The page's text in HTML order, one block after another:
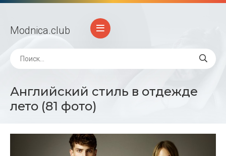
Modnica.club
Английский стиль в отдежде
лето (81 фото)